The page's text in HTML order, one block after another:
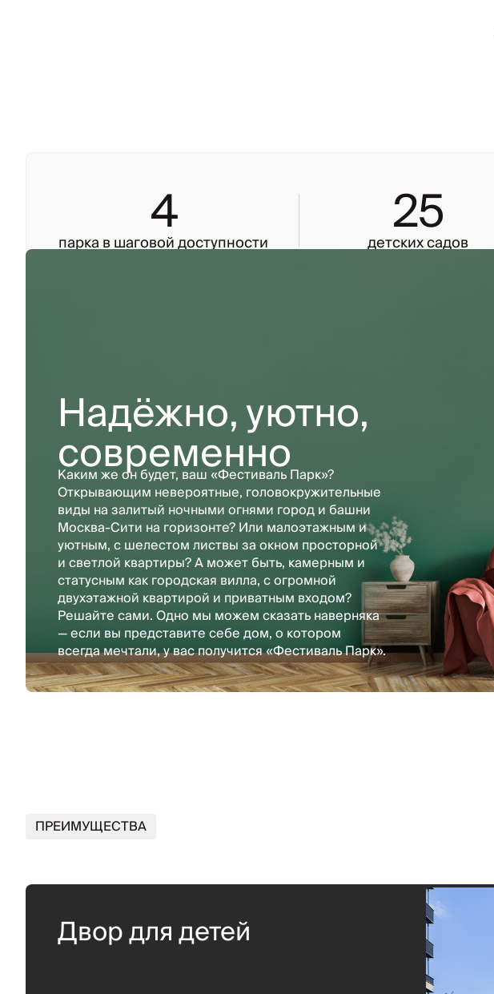
4
парка в шаговой доступности
25
детских садов
Надёжно, уютно,
современно
Каким же он будет, ваш «Фестиваль Парк»?
Открывающим невероятные, головокружительные
виды на залитый ночными огнями город и башни
Москва-Сити на горизонте? Или малоэтажным и
уютным, с шелестом листвы за окном просторной
и светлой квартиры? А может быть, камерным и
статусным как городская вилла, с огромной
двухэтажной квартирой и приватным входом?
Решайте сами. Одно мы можем сказать наверняка
— если вы представите себе дом, о котором
всегда мечтали, у вас получится «Фестиваль Парк».
ПРЕИМУЩЕСТВА
Двор для детей